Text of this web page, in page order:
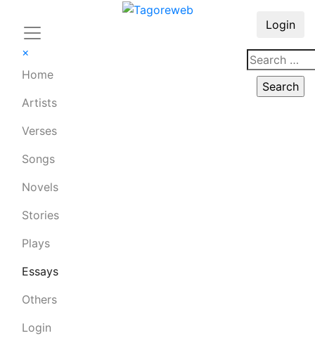
×
Home
Artists
Verses
Songs
Novels
Stories
Plays
Essays
Others
Login
Login